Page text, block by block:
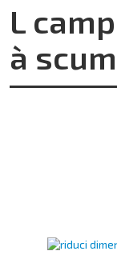
L
à